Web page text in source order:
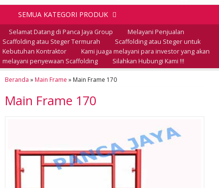
SEMUA KATEGORI PRODUK
Selamat Datang di Panca Jaya Group
Melayani Penjualan
Scaffolding atau Steger Termurah
Scaffolding atau Steger untuk
Kebutuhan Kontraktor
Kami juaga melayani para investor yang akan
melayani penyewaan Scaffolding
Silahkan Hubungi Kami !!!
Beranda » Main Frame » Main Frame 170
Main Frame 170